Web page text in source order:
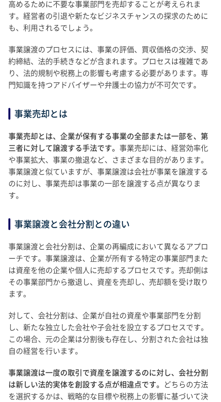
高めるために不要な事業部門を売却することが考えられま
す。経営者の引退や新たなビジネスチャンスの探求のために
も、利用されるでしょう。
事業譲渡のプロセスには、事業の評価、買収価格の交渉、契
約締結、法的手続きなどが含まれます。プロセスは複雑であ
り、法的規制や税務上の影響も考慮する必要があります。専
門知識を持つアドバイザーや弁護士の協力が不可欠です。
事業売却とは
事業売却とは、企業が保有する事業の全部または一部を、第
三者に対して譲渡する手法です。事業売却には、経営効率化
や事業拡大、事業の撤退など、さまざまな目的があります。
事業譲渡と似ていますが、事業譲渡は会社が事業を譲渡する
のに対し、事業売却は事業の一部を譲渡する点が異なりま
す。
事業譲渡と会社分割との違い
事業譲渡と会社分割は、企業の再編成において異なるアプロ
ーチです。事業譲渡は、企業が所有する特定の事業部門また
は資産を他の企業や個人に売却するプロセスです。売却側は
その事業部門から撤退し、資産を売却し、売却額を受け取り
ます。
対して、会社分割は、企業が自社の資産や事業部門を分割
し、新たな独立した会社や子会社を設立するプロセスです。
この場合、元の企業は分割後も存在し、分割された会社は独
自の経営を行います。
事業譲渡は一度の取引で資産を譲渡するのに対し、会社分割
は新しい法的実体を創設する点が相違点です。 どちらの方法
を選択するかは、戦略的な目標や税務上の影響に基づいて決